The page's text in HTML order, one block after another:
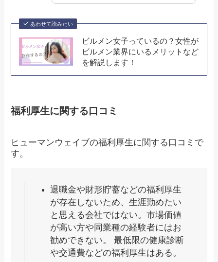
あわせて読みたい
ビルメン女子っているの？女性が
ビルメン業界にいるメリットなど
を解説します！
福利厚生に関する口コミ
ヒューマンウェイブの福利厚生に関する口コミで
す。
退職金や財形貯蓄などの福利厚生
が存在しないため、生涯勤めたい
と思える会社ではない。市場価値
が高い方や同業種の経験者にはお
勧めできない。 最低限の健康診断
や交通費などの福利厚生はある。